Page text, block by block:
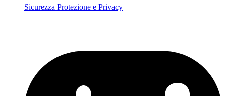
Sicurezza Protezione e Privacy